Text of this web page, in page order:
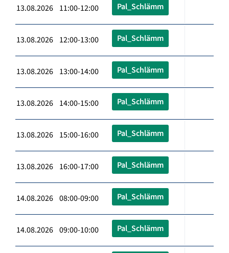
13.08.2026 11:00-12:00 Pal_Schlämm
13.08.2026 12:00-13:00 Pal_Schlämm
13.08.2026 13:00-14:00 Pal_Schlämm
13.08.2026 14:00-15:00 Pal_Schlämm
13.08.2026 15:00-16:00 Pal_Schlämm
13.08.2026 16:00-17:00 Pal_Schlämm
14.08.2026 08:00-09:00 Pal_Schlämm
14.08.2026 09:00-10:00 Pal_Schlämm